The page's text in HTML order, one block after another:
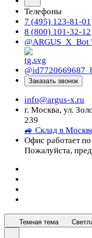
Телефоны
7 (495) 123-81-01
8 (800) 101-32-12
@ARGUS_X_Bot
Заказать звонок
info@argus-x.ru
г. Москва, ул.
239
🚙 Склад в
Офис работает
Пожалуйста,
Темная тема